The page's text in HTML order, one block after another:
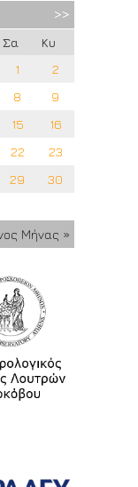
Σα
Κυ
1
2
8
9
15
16
22
23
29
30
Μήνας »